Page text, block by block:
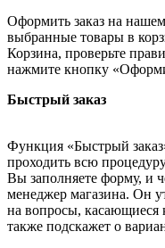
Оформить заказ на
выбранные товары в
Корзина, проверьте
нажмите кнопку
Быстрый заказ
Функция «Быстрый
проходить всю
Вы заполняете форму, и
менеджер магазина. Он
на вопросы, касающиеся
также подскажет о